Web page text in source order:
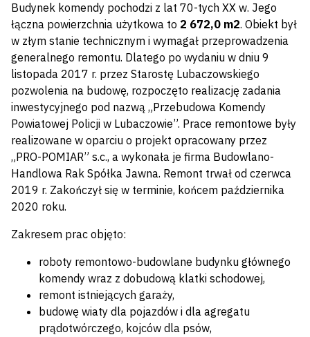
Budynek komendy pochodzi z lat 70-tych XX w. Jego
łączna powierzchnia użytkowa to 2 672,0 m2. Obiekt był
w złym stanie technicznym i wymagał przeprowadzenia
generalnego remontu. Dlatego po wydaniu w dniu 9
listopada 2017 r. przez Starostę Lubaczowskiego
pozwolenia na budowę, rozpoczęto realizację zadania
inwestycyjnego pod nazwą „Przebudowa Komendy
Powiatowej Policji w Lubaczowie”. Prace remontowe były
realizowane w oparciu o projekt opracowany przez
„PRO-POMIAR” s.c., a wykonała je firma Budowlano-
Handlowa Rak Spółka Jawna. Remont trwał od czerwca
2019 r. Zakończył się w terminie, końcem października
2020 roku.
Zakresem prac objęto:
roboty remontowo-budowlane budynku głównego
komendy wraz z dobudową klatki schodowej,
remont istniejących garaży,
budowę wiaty dla pojazdów i dla agregatu
prądotwórczego, kojców dla psów,